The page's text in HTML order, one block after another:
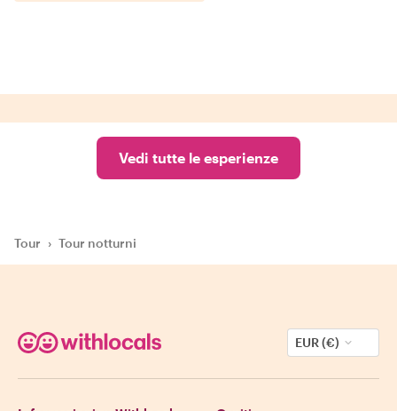
Vedi tutte le esperienze
Tour › Tour notturni
EUR (€)